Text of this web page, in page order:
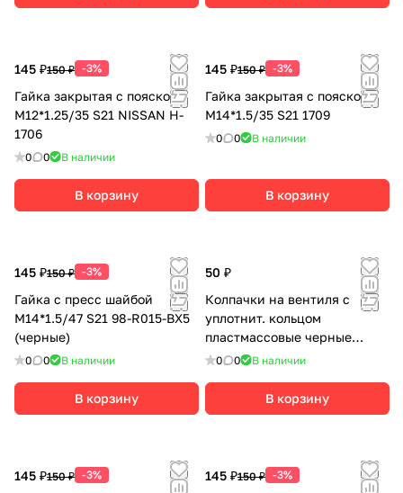
145 ₽150 ₽ -3%
Гайка закрытая с пояском
М12*1.25/35 S21 NISSAN H-
1706
0 0 В наличии
В корзину
145 ₽150 ₽ -3%
Гайка закрытая с пояском
М14*1.5/35 S21 1709
0 0 В наличии
В корзину
145 ₽150 ₽ -3%
Гайка с пресс шайбой
М14*1.5/47 S21 98-R015-BX5
(черные)
0 0 В наличии
В корзину
50 ₽
Колпачки на вентиля с
уплотнит. кольцом
пластмассовые черные
(комплект 4шт.)
0 0 В наличии
В корзину
145 ₽150 ₽ -3% 145 ₽150 ₽ -3%